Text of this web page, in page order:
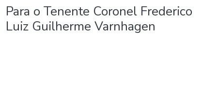
Estatísticas
Para o Tenente Coronel Frederico
Luiz Guilherme Varnhagen